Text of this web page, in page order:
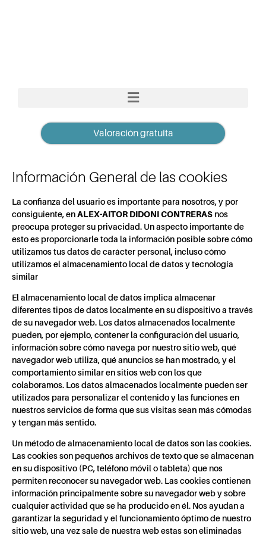
Valoración gratuita
Información General de las cookies
La confianza del usuario es importante para nosotros, y por
consiguiente, enALEX-AITOR DIDONI CONTRERAS nos
preocupa proteger su privacidad. Un aspecto importante de
esto es proporcionarle toda la información posible sobre cómo
utilizamos tus datos de carácter personal, incluso cómo
utilizamos el almacenamiento local de datos y tecnología
similar
El almacenamiento local de datos implica almacenar
diferentes tipos de datos localmente en su dispositivo a través
de su navegador web. Los datos almacenados localmente
pueden, por ejemplo, contener la configuración del usuario,
información sobre cómo navega por nuestro sitio web, qué
navegador web utiliza, qué anuncios se han mostrado, y el
comportamiento similar en sitios web con los que
colaboramos. Los datos almacenados localmente pueden ser
utilizados para personalizar el contenido y las funciones en
nuestros servicios de forma que sus visitas sean más cómodas
y tengan más sentido.
Un método de almacenamiento local de datos son las cookies.
Las cookies son pequeños archivos de texto que se almacenan
en su dispositivo (PC, teléfono móvil o tableta) que nos
permiten reconocer su navegador web. Las cookies contienen
información principalmente sobre su navegador web y sobre
cualquier actividad que se ha producido en él. Nos ayudan a
garantizar la seguridad y el funcionamiento óptimo de nuestro
sitio web, una vez sale de nuestra web estas son eliminadas